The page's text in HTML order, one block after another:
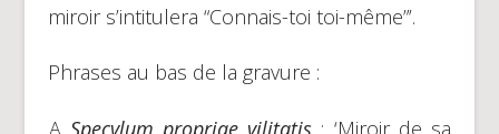
miroir s’intitulera “Connais-toi toi-même”’.
Phrases au bas de la gravure :
Specvlum propriae vilitatis : ‘Miroir de sa